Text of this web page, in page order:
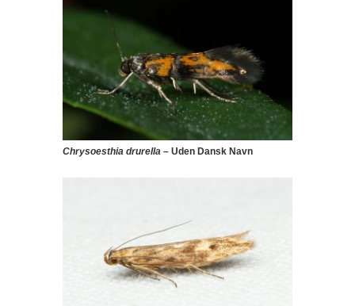
Chrysoesthia drurella – Uden Dansk Navn